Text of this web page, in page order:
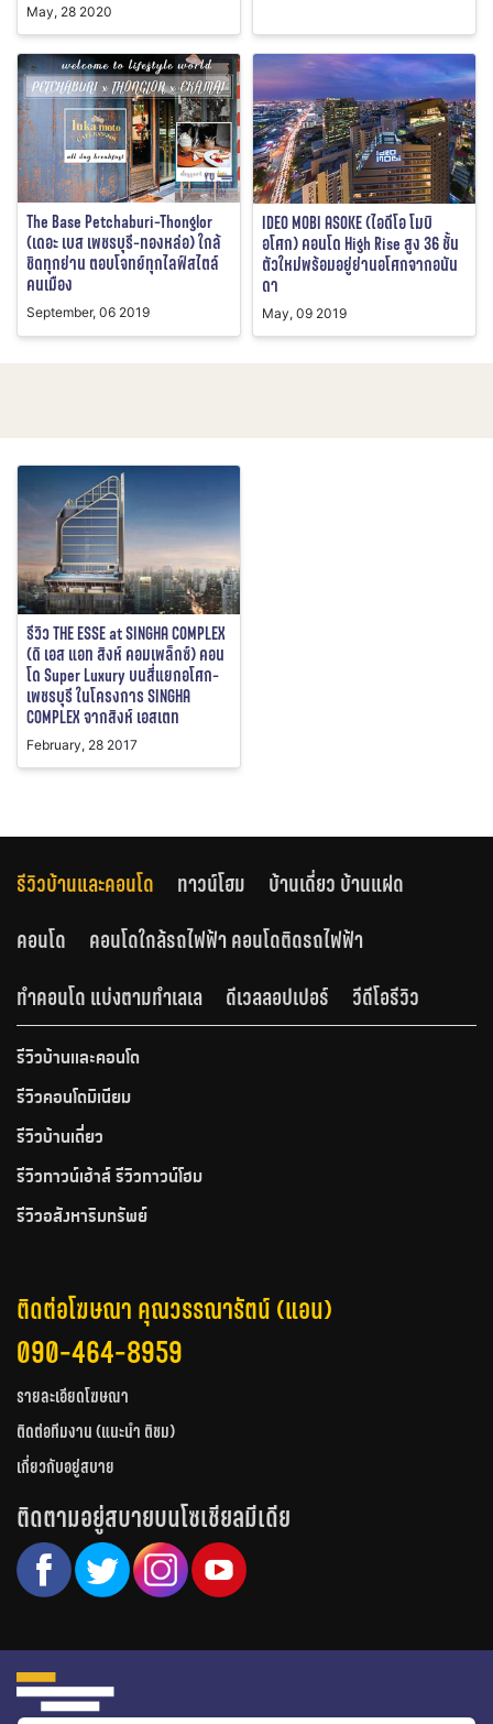
May, 28 2020
The Base Petchaburi-Thonglor
(เดอะ เบส เพชรบุรี-ทองหล่อ) ใกล้
ชิดทุกย่าน ตอบโจทย์ทุกไลฟ์สไตล์
คนเมือง
September, 06 2019
IDEO MOBI ASOKE (ไอดีโอ โมบิ
อโศก) คอนโด High Rise สูง 36 ชั้น
ตัวใหม่พร้อมอยู่ย่านอโศกจากอนัน
ดา
May, 09 2019
รีวิว THE ESSE at SINGHA COMPLEX
(ดิ เอส แอท สิงห์ คอมเพล็กซ์) คอน
โด Super Luxury บนสี่แยกอโศก-
เพชรบุรี ในโครงการ SINGHA
COMPLEX จากสิงห์ เอสเตท
February, 28 2017
รีวิวบ้านและคอนโด ทาวน์โฮม
บ้านเดี่ยว บ้านแฝด
คอนโด
คอนโดใกล้รถไฟฟ้า คอนโดติดรถไฟฟ้า
ทำคอนโด แบ่งตามทำเลเล
ดีเวลลอปเปอร์ วีดีโอรีวิว
รีวิวบ้านและคอนโด
รีวิวคอนโดมิเนียม
รีวิวบ้านเดี่ยว
รีวิวทาวน์เฮ้าส์ รีวิวทาวน์โฮม
รีวิวอสังหาริมทรัพย์
ติดต่อโฆษณา คุณวรรณารัตน์ (แอน)
090-464-8959
รายละเอียดโฆษณา
ติดต่อทีมงาน (แนะนำ ติชม)
เกี่ยวกับอยู่สบาย
ติดตามอยู่สบายบนโซเชียลมีเดีย